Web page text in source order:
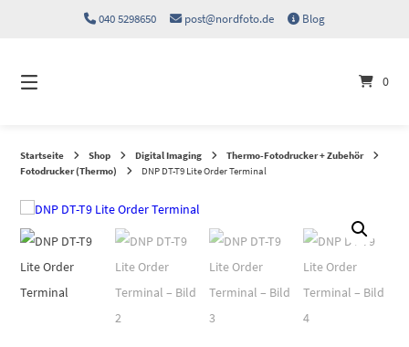
040 5298650 post@nordfoto.de Blog
0
Startseite Shop Digital Imaging
Thermo-Fotodrucker + Zubehör
Fotodrucker (Thermo)
DNP DT-T9 Lite Order Terminal